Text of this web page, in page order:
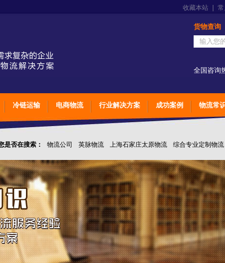
收藏本站
货物查询
全国咨询
冷链运输 电商物流 行业解决方案 成功案例 物流常
是否在搜索： 物流公司 英脉物流 上海石家庄太原物流 综合专业定制物流
仓储综合专业定制物流 上海石家庄太原综合专业定制物流